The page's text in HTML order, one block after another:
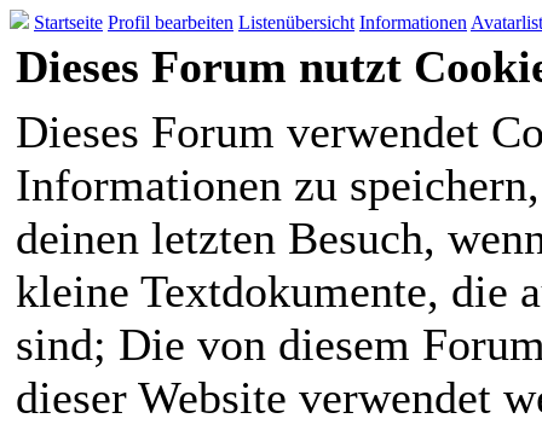
Startseite Profil bearbeiten Listenübersicht Informationen
Dieses Forum nutzt
Dieses Forum verwendet
Informationen zu
deinen letzten Besuch,
kleine Textdokumente, die
sind; Die von diesem
dieser Website verwendet